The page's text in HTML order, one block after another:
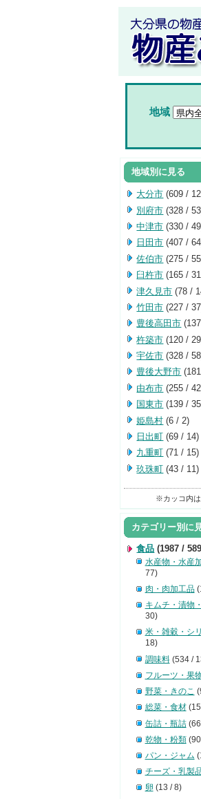
地域
地域別に見る
大分市 (609 /
別府市 (328 /
中津市 (330 /
日田市 (407 /
佐伯市 (275 /
臼杵市 (165 /
津久見市 (78 /
竹田市 (227 /
豊後高田市
杵築市 (120 /
宇佐市 (328 /
豊後大野市
由布市 (255 /
国東市 (139 /
姫島村 (6 / 2)
日出町 (69 / 14)
九重町 (71 / 15)
玖珠町 (43 / 11)
※カッコ内
カテゴリー別に
食品 (1987 /
水産物・水産
77)
肉・肉加工品
キムチ・漬物
30)
米・雑穀・シ
18)
調味料(534 /
フルーツ・果
野菜・きのこ
総菜・食材
缶詰・瓶詰(66
乾物・粉類(90
パン・ジャム
チーズ・乳製
卵 (13 / 8)